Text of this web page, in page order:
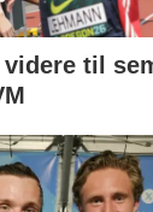
videre til